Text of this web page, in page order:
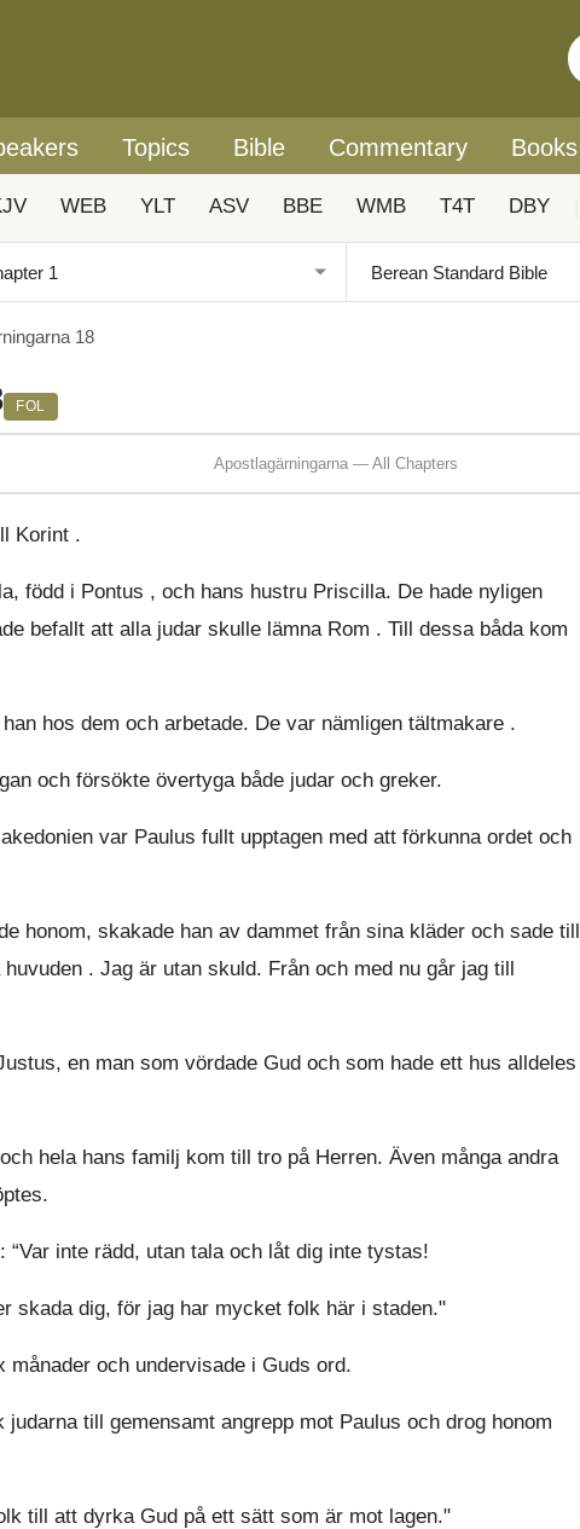
Topics Bible Commentary Books
WEB YLT ASV BBE WMB T4T DBY
18
FOL
Apostlagärningarna — All Chapters
Korint .
född i Pontus , och hans hustru Priscilla. De hade nyligen
befallt att alla judar skulle lämna Rom . Till dessa båda kom
hos dem och arbetade. De var nämligen tältmakare .
och försökte övertyga både judar och greker.
var Paulus fullt upptagen med att förkunna ordet och
honom, skakade han av dammet från sina kläder och sade till
. Jag är utan skuld. Från och med nu går jag till
en man som vördade Gud och som hade ett hus alldeles
hela hans familj kom till tro på Herren. Även många andra
inte rädd, utan tala och låt dig inte tystas!
skada dig, för jag har mycket folk här i staden."
och undervisade i Guds ord.
till gemensamt angrepp mot Paulus och drog honom
till att dyrka Gud på ett sätt som är mot lagen."